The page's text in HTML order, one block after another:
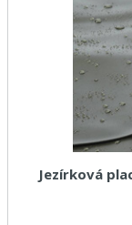
Jezírková